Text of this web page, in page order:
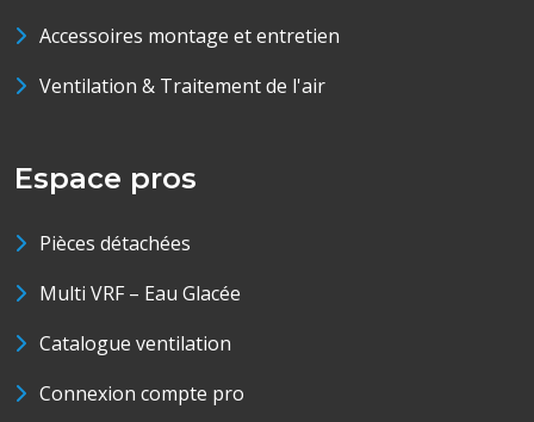
Accessoires montage et entretien
Ventilation & Traitement de l'air
Espace pros
Pièces détachées
Multi VRF – Eau Glacée
Catalogue ventilation
Connexion compte pro